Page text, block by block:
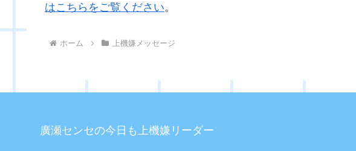
はこちらをご覧ください。
ホーム 上機嫌メッセージ
廣瀬センセの今日も上機嫌リーダー